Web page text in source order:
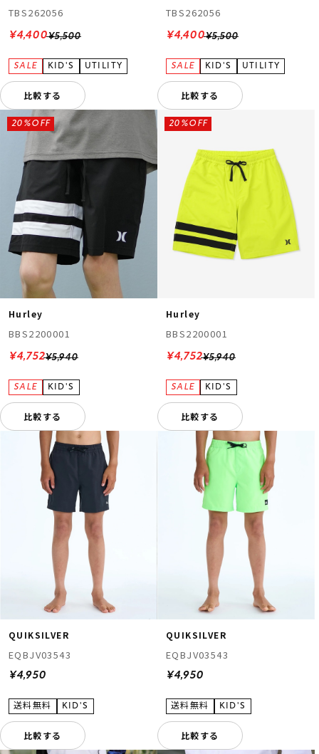
TBS262056
¥5,500
¥4,400
比較する
TBS262056
¥5,500
¥4,400
比較する
Hurley
BBS2200001
¥5,940
20%OFF
¥4,752
比較する
Hurley
BBS2200001
¥5,940
20%OFF
¥4,752
比較する
QUIKSILVER
EQBJV03543
¥4,950
比較する
QUIKSILVER
EQBJV03543
¥4,950
比較する